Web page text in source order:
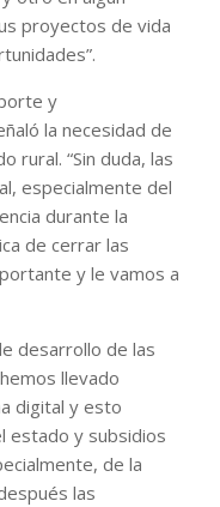
proyectos de vida
y
la necesidad de
rural. “Sin duda, las
especialmente del
durante la
de cerrar las
y le vamos a
desarrollo de las
llevado
digital y esto
estado y subsidios
de la
las